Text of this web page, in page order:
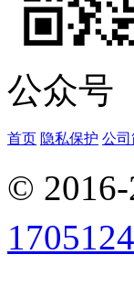
公众号
首页 隐私保护 公司
©